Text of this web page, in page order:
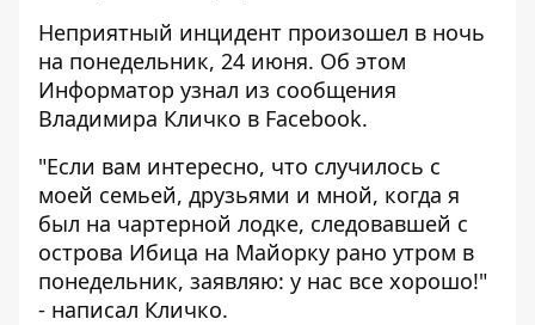
Неприятный инцидент произошел в ночь
на понедельник, 24 июня. Об этом
Информатор узнал из сообщения
Владимира Кличко в Facebook.
"Если вам интересно, что случилось с
моей семьей, друзьями и мной, когда я
был на чартерной лодке, следовавшей с
острова Ибица на Майорку рано утром в
понедельник, заявляю: у нас все хорошо!"
- написал Кличко.